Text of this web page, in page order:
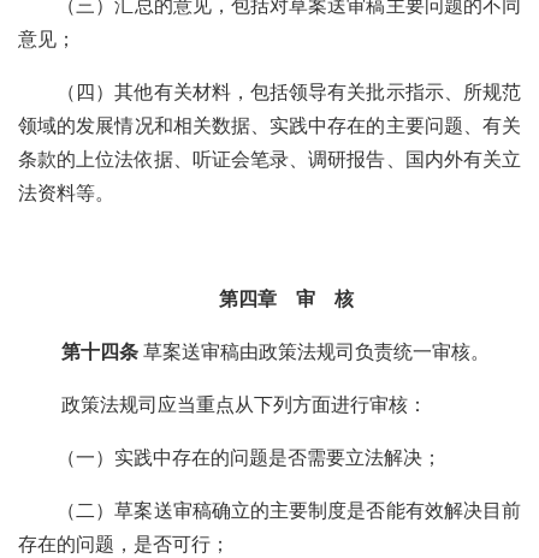
（三）汇总的意见，包括对草案送审稿主要问题的不同
意见；
（四）其他有关材料，包括领导有关批示指示、
所规范
领域的发展情况和相关数据、实践中存在的主要问题 、有关
条款的上位法依据、 听证会笔录、调研报告、国内外有关立
法资料等。
第四章 审 核
第十四条 草案送审稿由政策法规司负责统一审核。
政策法规司应当重点从下列方面进行审核：
（一）实践中存在的问题是否需要立法解决；
（二）草案送审稿确立的主要制度是否能有效解决目前
存在的问题，是否可行；